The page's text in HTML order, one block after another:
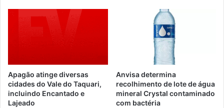
Apagão atinge diversas
cidades do Vale do Taquari,
incluindo Encantado e
Lajeado
Anvisa determina
recolhimento de lote de água
mineral Crystal contaminado
com bactéria